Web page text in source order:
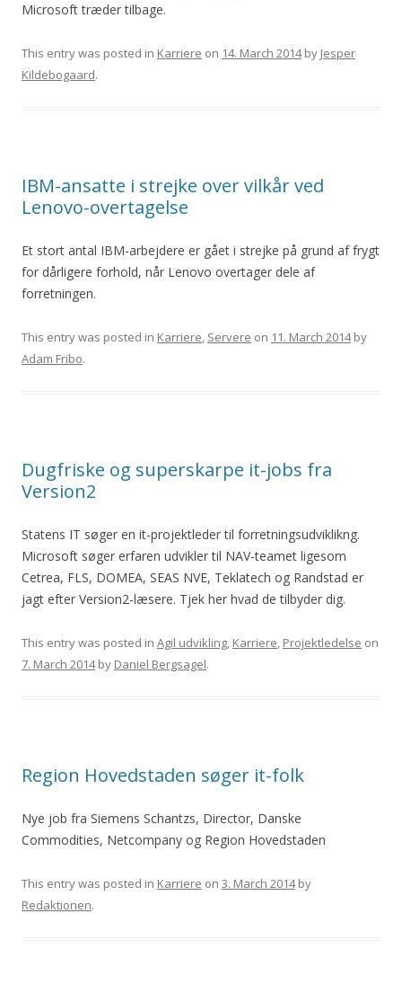
Microsoft træder tilbage.
This entry was posted in Karriere on 14. March 2014by Jesper
Kildebogaard.
IBM-ansatte i strejke over vilkår ved
Lenovo-overtagelse
Et stort antal IBM-arbejdere er gået i strejke på grund af frygt
for dårligere forhold, når Lenovo overtager dele af
forretningen.
This entry was posted in Karriere, Servere on 11. March 2014by
Adam Fribo.
Dugfriske og superskarpe it-jobs fra
Version2
Statens IT søger en it-projektleder til forretningsudviklikng.
Microsoft søger erfaren udvikler til NAV-teamet ligesom
Cetrea, FLS, DOMEA, SEAS NVE, Teklatech og Randstad er
jagt efter Version2-læsere. Tjek her hvad de tilbyder dig.
This entry was posted in Agil udvikling, Karriere, Projektledelse on
7. March 2014by Daniel Bergsagel.
Region Hovedstaden søger it-folk
Nye job fra Siemens Schantzs, Director, Danske
Commodities, Netcompany og Region Hovedstaden
This entry was posted in Karriere on 3. March 2014by
Redaktionen.